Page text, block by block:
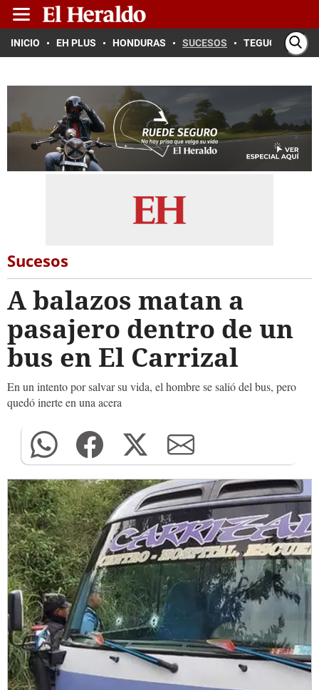
INICIO EH PLUS HONDURAS SUCESOS TEGUCIGALPA
Sucesos
A balazos matan a
pasajero dentro de un
bus en El Carrizal
En un intento por salvar su vida, el hombre se salió del bus, pero
quedó inerte en una acera